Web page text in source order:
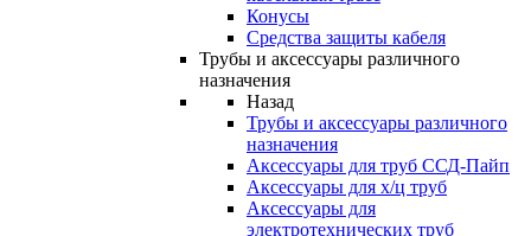
Конусы
Средства защиты кабеля
Трубы и аксессуары различного
назначения
Назад
Трубы и аксессуары различного
назначения
Аксессуары для труб ССД-Пайп
Аксессуары для х/ц труб
Аксессуары для
электротехнических труб